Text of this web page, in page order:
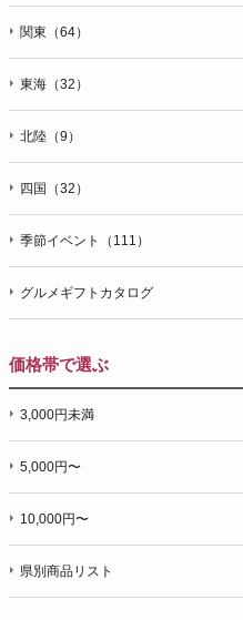
関東（64）
東海（32）
北陸（9）
四国（32）
季節イベント（111）
グルメギフトカタログ
価格帯で選ぶ
3,000円未満
5,000円〜
10,000円〜
県別商品リスト